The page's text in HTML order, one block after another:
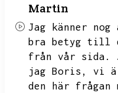
Martin
Jag känner
bra betyg till
från vår sida.
jag Boris,
vi
den här frågan